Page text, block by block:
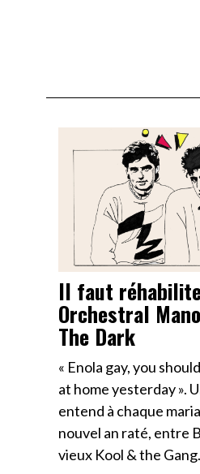
Il faut
Orchestral
The Dark
« Enola gay, you
at home yesterday ».
entend à chaque
nouvel an raté, entre
vieux Kool & the